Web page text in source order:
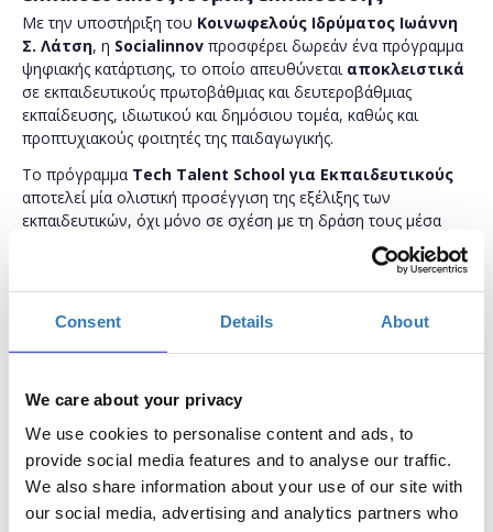
Consent Details About
We care about your privacy
We use cookies to personalise content and ads, to
provide social media features and to analyse our traffic.
We also share information about your use of our site with
our social media, advertising and analytics partners who
Με την υποστήριξη του Κοινωφελούς Ιδρύματος Ιωάννη
Σ. Λάτση, η Socialinnov προσφέρει δωρεάν ένα πρόγραμμα
ψηφιακής κατάρτισης, το οποίο απευθύνεται αποκλειστικά
σε εκπαιδευτικούς πρωτοβάθμιας και δευτεροβάθμιας
εκπαίδευσης, ιδιωτικού και δημόσιου τομέα, καθώς και
προπτυχιακούς φοιτητές της παιδαγωγικής.
Το πρόγραμμα Tech Talent School για Εκπαιδευτικούς
αποτελεί μία ολιστική προσέγγιση της εξέλιξης των
εκπαιδευτικών, όχι μόνο σε σχέση με τη δράση τους μέσα
στην τάξη, αλλά και ως επαγγελματίες. Επιπροσθέτως, το
πρόγραμμα εστιάζει και στην ενίσχυση της ψυχικής
ανθεκτικότητας των εκπαιδευτικών, καθώς ανήκουν σε ομάδα
υψηλού κινδύνου για την εμφάνιση του συνδρόμου της
παρακολουθήσουν τα δωρεάν σεμινάρια και των τεσσάρων
1. Ενδυνάμωση σε Ψηφιακές Δεξιότητες
2. Επαγγελματική Ενδυνάμωση
3. Ψυχική Ανθεκτικότητα & Συναισθηματική